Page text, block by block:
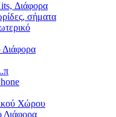
Διάφορα
σήματα
Χώρου
Διάφορα